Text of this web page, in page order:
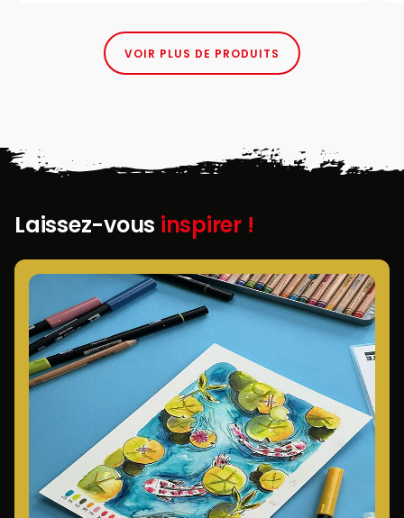
VOIR PLUS DE PRODUITS
Laissez-vous inspirer !